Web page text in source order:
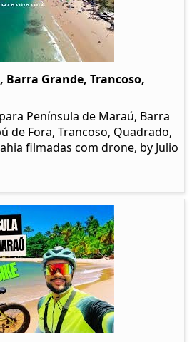
Grande, Trancoso,
Península de Maraú, Barra
de Fora, Trancoso, Quadrado,
filmadas com drone, by Julio